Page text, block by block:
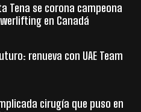
Tena se corona campeona
en Canadá
renueva con UAE Team
cirugía que puso en